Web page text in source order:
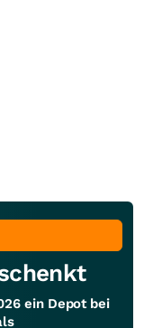
ein Depot bei